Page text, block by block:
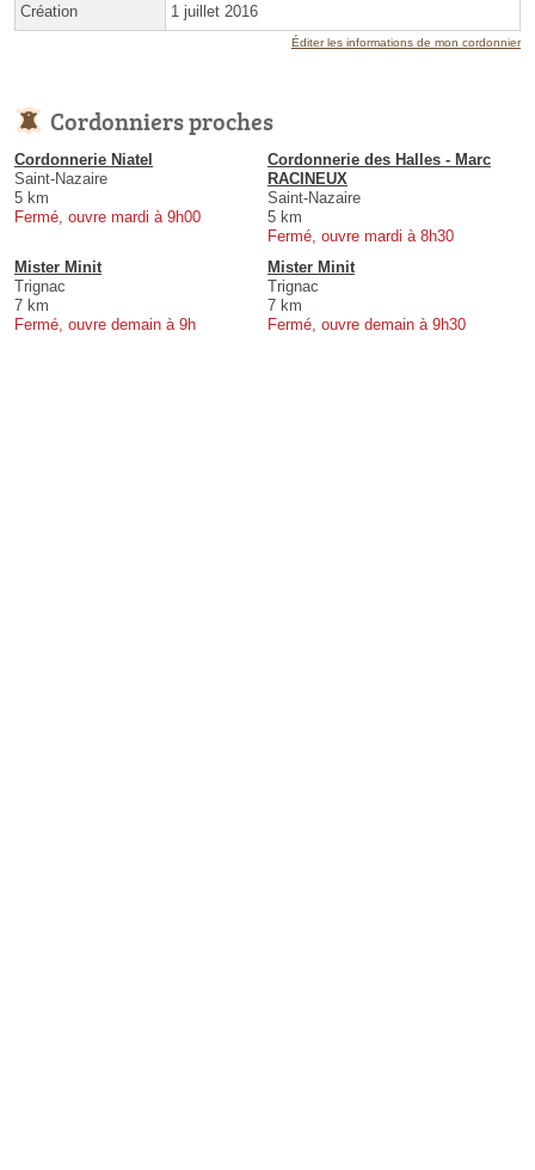
Création 1 juillet 2016
Éditer les informations de mon cordonnier
Cordonniers proches
Cordonnerie Niatel
Saint-Nazaire
5 km
Fermé, ouvre mardi à 9h00
Cordonnerie des Halles - Marc
RACINEUX
Saint-Nazaire
5 km
Fermé, ouvre mardi à 8h30
Mister Minit
Trignac
7 km
Fermé, ouvre demain à 9h
Mister Minit
Trignac
7 km
Fermé, ouvre demain à 9h30